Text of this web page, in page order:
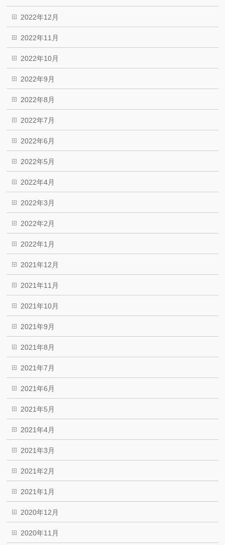
2022年12月
2022年11月
2022年10月
2022年9月
2022年8月
2022年7月
2022年6月
2022年5月
2022年4月
2022年3月
2022年2月
2022年1月
2021年12月
2021年11月
2021年10月
2021年9月
2021年8月
2021年7月
2021年6月
2021年5月
2021年4月
2021年3月
2021年2月
2021年1月
2020年12月
2020年11月